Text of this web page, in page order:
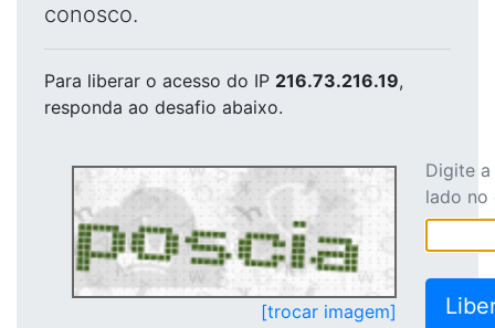
conosco.
Para liberar o acesso do IP 216.73.216.19,
responda ao desafio abaixo.
[trocar imagem]
Digite
lado no